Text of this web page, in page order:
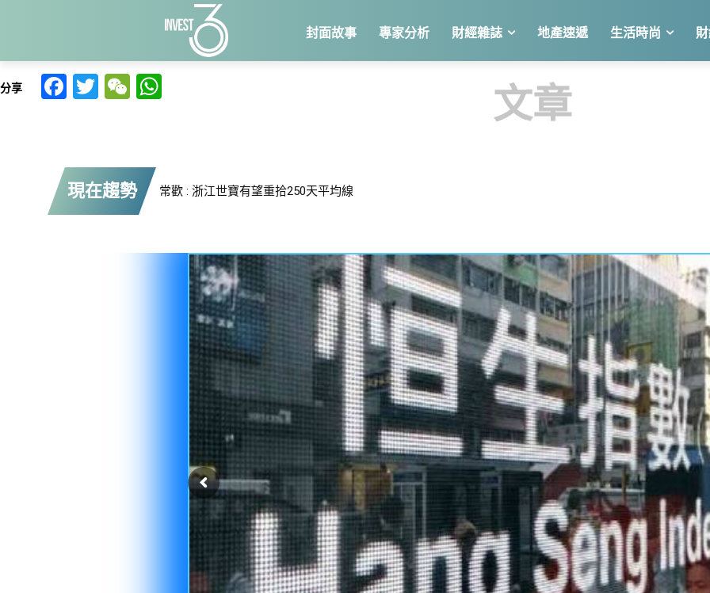
封面故事 專家分析 財經雜誌 地產速遞 生活時尚
分享 Facebook
TwitterWeChat 文章
現在趨勢 常歡 : 浙江世寶有望重拾250天平均線
方澤翹 : 中際旭創 – 美國管制風波屬情緒殺跌 利空充分消化 可分段趁低吸納